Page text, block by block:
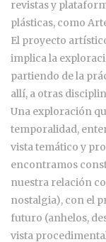
revistas y
plásticas, como
El proyecto
implica la
partiendo de la
allí, a otras
Una exploración
temporalidad,
vista temático y
encontramos
nuestra relación
nostalgia), con el
futuro (anhelos,
vista